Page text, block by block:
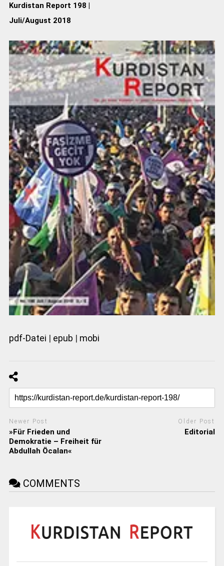
Kurdistan Report 198 |
Juli/August 2018
pdf-Datei | epub | mobi
Newer Post
»Für Frieden und
Demokratie – Freiheit für
Abdullah Öcalan«
Older Post
Editorial
COMMENTS